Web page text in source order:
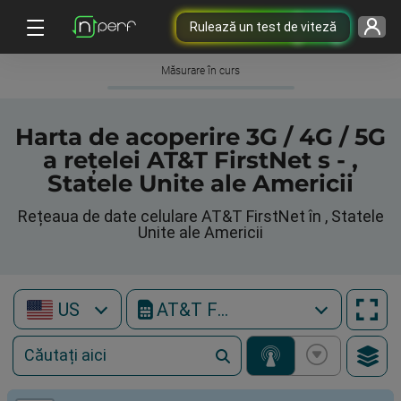
Rulează un test de viteză
Măsurare în curs
Harta de acoperire 3G / 4G / 5G
a rețelei AT&T FirstNet s - ,
Statele Unite ale Americii
Rețeaua de date celulare AT&T FirstNet în , Statele
Unite ale Americii
US AT&T FirstNet